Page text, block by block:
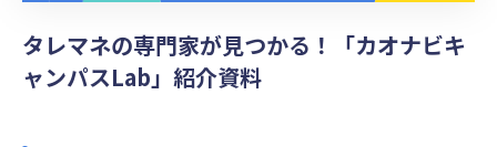
タレマネの専門家が見つかる！「カオナビキ
ャンパスLab」紹介資料